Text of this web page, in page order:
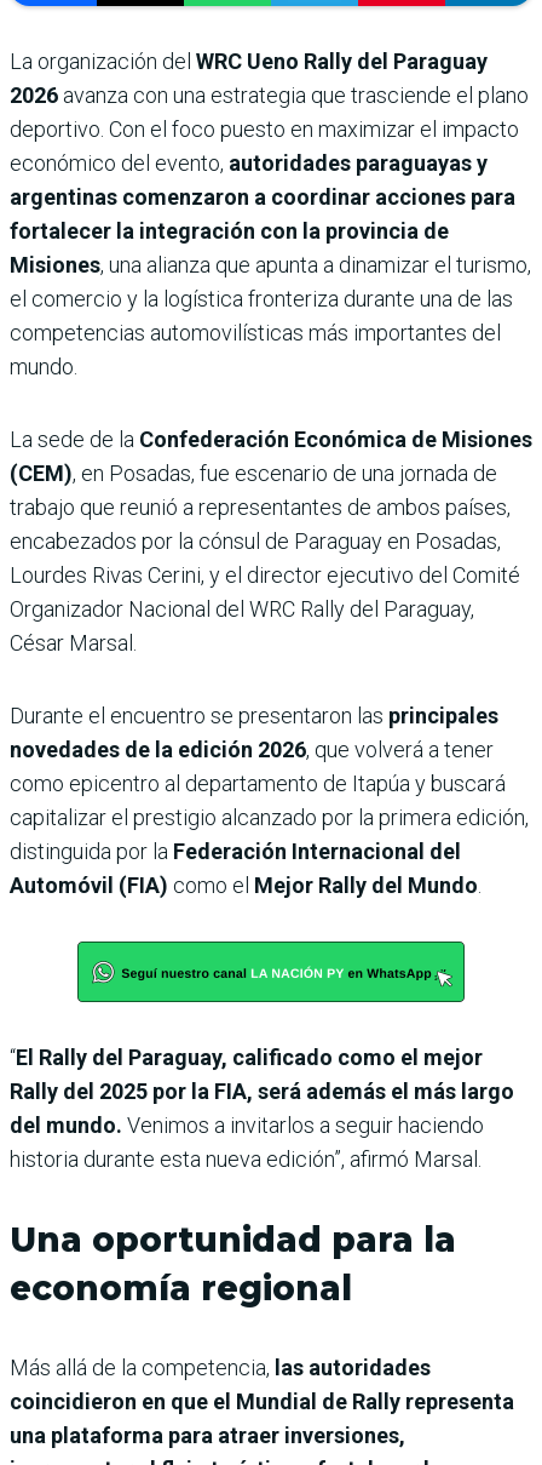
La organización del WRC Ueno Rally del Paraguay
2026 avanza con una estrategia que trasciende el plano
deportivo. Con el foco puesto en maximizar el impacto
económico del evento, autoridades paraguayas y
argentinas comenzaron a coordinar acciones para
fortalecer la integración con la provincia de
Misiones, una alianza que apunta a dinamizar el turismo,
el comercio y la logística fronteriza durante una de las
competencias automovilísticas más importantes del
mundo.
La sede de la Confederación Económica de Misiones
(CEM), en Posadas, fue escenario de una jornada de
trabajo que reunió a representantes de ambos países,
encabezados por la cónsul de Paraguay en Posadas,
Lourdes Rivas Cerini, y el director ejecutivo del Comité
Organizador Nacional del WRC Rally del Paraguay,
César Marsal.
Durante el encuentro se presentaron las principales
novedades de la edición 2026, que volverá a tener
como epicentro al departamento de Itapúa y buscará
capitalizar el prestigio alcanzado por la primera edición,
distinguida por la Federación Internacional del
Automóvil (FIA) como el Mejor Rally del Mundo.
“El Rally del Paraguay, calificado como el mejor
Rally del 2025 por la FIA, será además el más largo
del mundo. Venimos a invitarlos a seguir haciendo
historia durante esta nueva edición”, afirmó Marsal.
Una oportunidad para la
economía regional
Más allá de la competencia, las autoridades
coincidieron en que el Mundial de Rally representa
una plataforma para atraer inversiones,